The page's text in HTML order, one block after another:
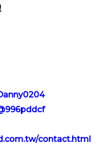
contact.html